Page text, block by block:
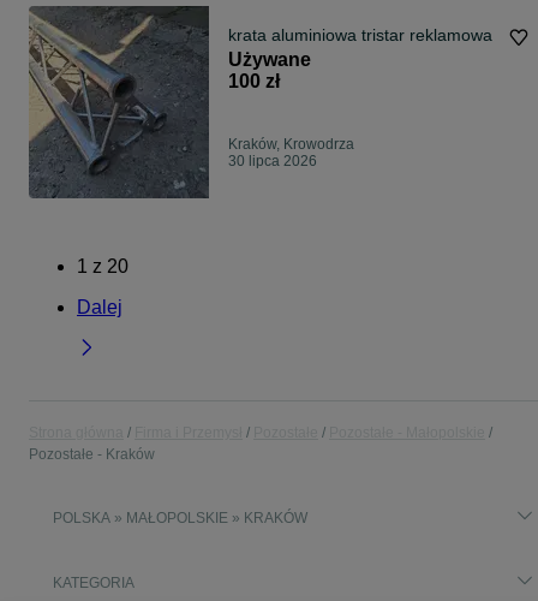
krata aluminiowa tristar reklamowa
Używane
100 zł
Kraków, Krowodrza
30 lipca 2026
1 z 20
Dalej
Pozostałe - Kraków
POLSKA » MAŁOPOLSKIE » KRAKÓW
KATEGORIA